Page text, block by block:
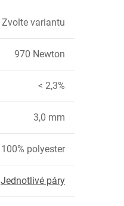
Zvolte variantu
970 Newton
< 2,3%
3,0 mm
100% polyester
Jednotlivé páry